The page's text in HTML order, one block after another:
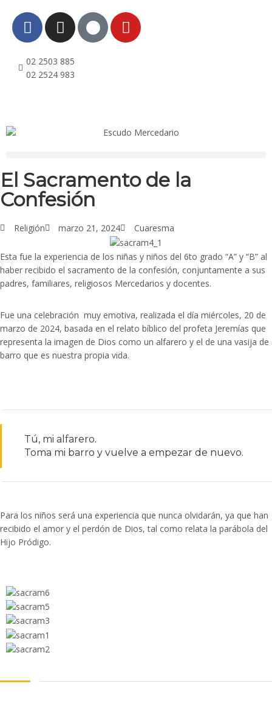
02 2503 885
02 2524 983
El Sacramento de la
Confesión
Religión marzo 21, 2024 Cuaresma
Esta fue la experiencia de los niñas y niños del 6to grado “A” y “B” al
haber recibido el sacramento de la confesión, conjuntamente a sus
padres, familiares, religiosos Mercedarios y docentes.
Fue una celebración muy emotiva, realizada el día miércoles, 20 de
marzo de 2024, basada en el relato bíblico del profeta Jeremías que
representa la imagen de Dios como un alfarero y el de una vasija de
barro que es nuestra propia vida.
Tú, mi alfarero.
Toma mi barro y vuelve a empezar de nuevo.
Para los niños será una experiencia que nunca olvidarán, ya que han
recibido el amor y el perdón de Dios, tal como relata la parábola del
Hijo Pródigo.